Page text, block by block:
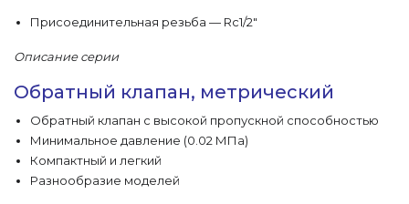
Присоединительная резьба — Rc1/2"
Описание серии
Обратный клапан, метрический
Обратный клапан с высокой пропускной способностью
Минимальное давление (0.02 МПа)
Компактный и легкий
Разнообразие моделей